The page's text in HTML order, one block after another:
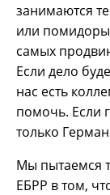
занимаются
или
самых
Если дело
нас есть
помочь. Если
только
Мы пытаемся
ЕБРР в том,